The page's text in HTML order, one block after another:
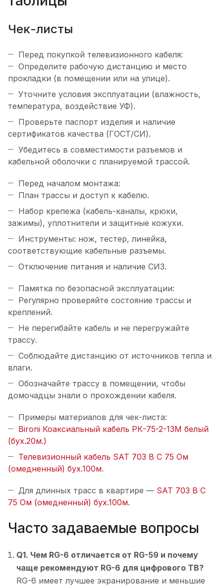
Чек-листы
Перед покупкой телевизионного кабеля:
Определите рабочую дистанцию и место
прокладки (в помещении или на улице).
Уточните условия эксплуатации (влажность,
температура, воздействие УФ).
Проверьте паспорт изделия и наличие
сертификатов качества (ГОСТ/СИ).
Убедитесь в совместимости разъемов и
кабельной оболочки с планируемой трассой.
Перед началом монтажа:
План трассы и доступ к кабелю.
Набор крепежа (кабель-каналы, крюки,
зажимы), уплотнители и защитные кожухи.
Инструменты: нож, тестер, линейка,
соответствующие кабельные разъемы.
Отключение питания и наличие СИЗ.
Памятка по безопасной эксплуатации:
Регулярно проверяйте состояние трассы и
креплений.
Не перегибайте кабель и не перегружайте
трассу.
Соблюдайте дистанцию от источников тепла и
влаги.
Обозначайте трассу в помещении, чтобы
домочадцы знали о прохождении кабеля.
Примеры материалов для чек-листа:
Bironi Коаксиальный кабель РК-75-2-13М белый
(бух.20м.)
Телевизионный кабель SAT 703 B С 75 Ом
(омедненный) бух.100м.
Для длинных трасс в квартире — SAT 703 B С
75 Ом (омедненный) бух.100м.
Часто задаваемые вопросы
Q1. Чем RG-6 отличается от RG-59 и почему
чаще рекомендуют RG-6 для цифрового ТВ?
RG-6 имеет лучшее экранирование и меньшие